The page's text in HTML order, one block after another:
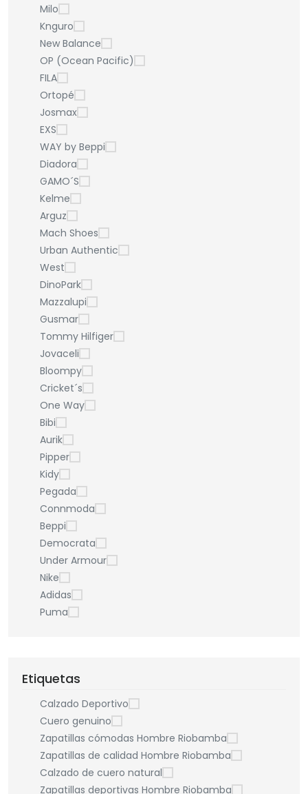
Milo
Knguro
New Balance
OP (Ocean Pacific)
FILA
Ortopé
Josmax
EXS
WAY by Beppi
Diadora
GAMO´S
Kelme
Arguz
Mach Shoes
Urban Authentic
West
DinoPark
Mazzalupi
Gusmar
Tommy Hilfiger
Jovaceli
Bloompy
Cricket´s
One Way
Bibi
Aurik
Pipper
Kidy
Pegada
Connmoda
Beppi
Democrata
Under Armour
Nike
Adidas
Puma
Etiquetas
Calzado Deportivo
Cuero genuino
Zapatillas cómodas Hombre Riobamba
Zapatillas de calidad Hombre Riobamba
Calzado de cuero natural
Zapatillas deportivas Hombre Riobamba